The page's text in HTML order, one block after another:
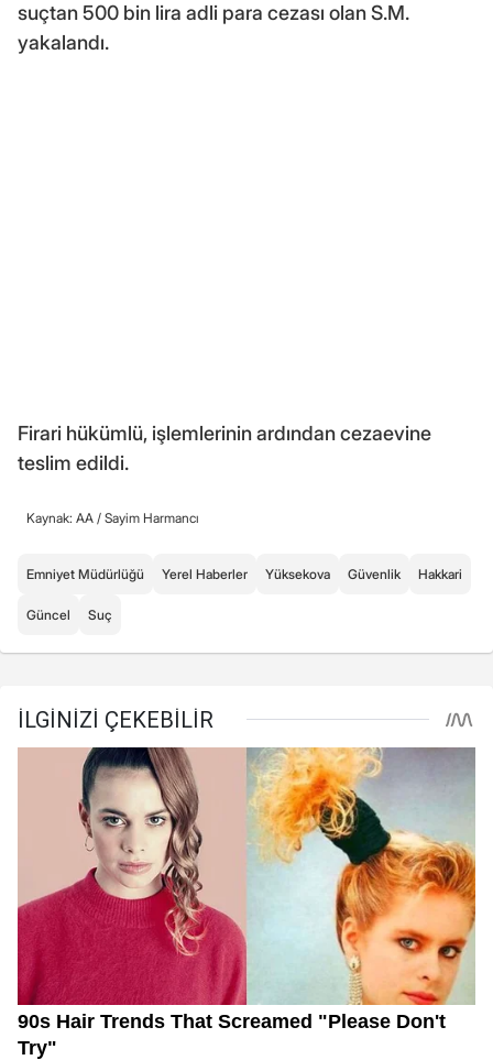
suçtan 500 bin lira adli para cezası olan S.M.
yakalandı.
Firari hükümlü, işlemlerinin ardından cezaevine
teslim edildi.
Kaynak: AA / Sayim Harmancı
Emniyet Müdürlüğü Yerel Haberler Yüksekova Güvenlik Hakkari
Güncel Suç